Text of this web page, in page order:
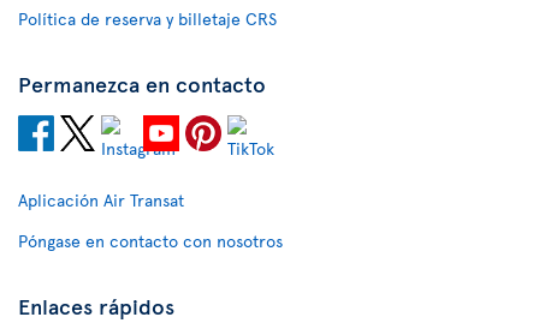
Política de reserva y billetaje CRS
Permanezca en contacto
Aplicación Air Transat
Póngase en contacto con nosotros
Enlaces rápidos